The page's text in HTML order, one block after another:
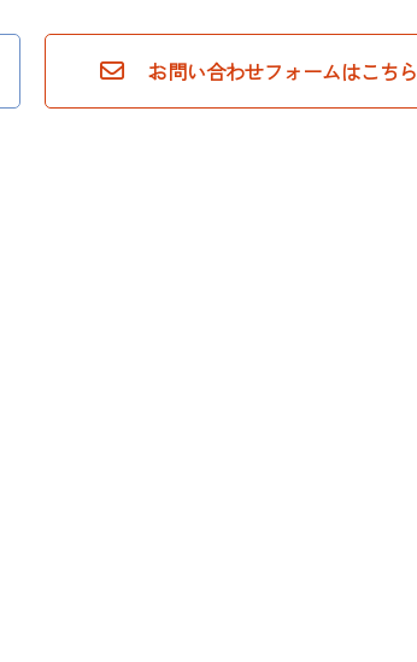
お問い合わせフォームはこちら